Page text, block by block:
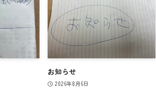
お知らせ
2026年8月6日